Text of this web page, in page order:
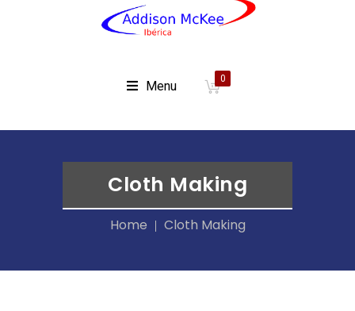
Menu 0
Cloth Making
Home Cloth Making